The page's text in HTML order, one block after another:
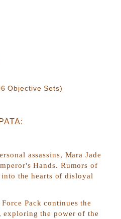
Objective Sets)
assassins, Mara Jade
Hands. Rumors of
the hearts of disloyal
Force Pack continues the
exploring the power of the